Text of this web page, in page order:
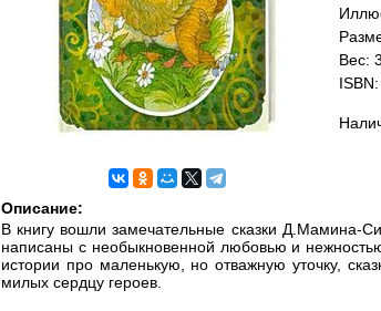
Вес:
ISBN:
Описание:
В книгу вошли замечательные сказки Д.Мамина-
написаны с необыкновенной любовью и
истории про маленькую, но отважную уточку,
милых сердцу героев.